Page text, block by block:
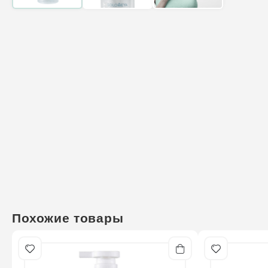
Похожие товары